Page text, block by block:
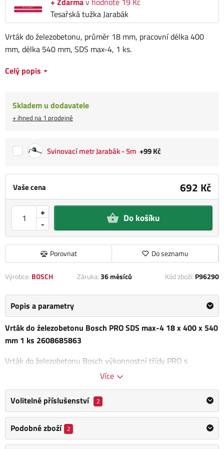
Tesařská tužka Jarabák
Vaše cena 692 Kč
-
+ Do košíku
Porovnat Do seznamu
Vrták do železobetonu, průměr 18 mm, pracovní délka 400
mm, délka 540 mm, SDS max-4, 1 ks.
Celý popis
Skladem u dodavatele
+ ihned na 1 prodejně
Svinovací metr Jarabák - 5m +99 Kč
Výrobce: BOSCH Záruka:36 měsíců Kód zboží: P96290
Popis a parametry
Vrták do železobetonu Bosch PRO SDS max-4 18 x 400 x 540
mm 1 ks 2608685863
Vrták do železobetonu Bosch výkonnostní třídy PRO s
uchycením SDS max-4 je navržen pro profesionály, kteří
železobetonu. Tento vrták se vyznačuje
čtyřbřitou hlavou, která je vyrobena z kvalitního slinutého
karbidu. Díky robustní konstrukci je vrták odolný proti
zaseknutí či zlomení, i při nárazu na výztuž.
Více
Volitelné příslušenství 2
Podobné zboží 2